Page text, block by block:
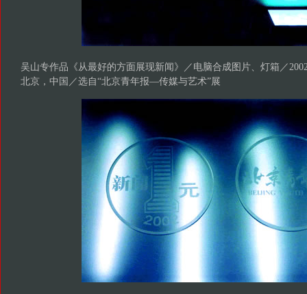
吴山专作品《从最好的方面展现新闻》／电脑合成图片、灯箱／
北京，中国／选自“北京青年报—传媒与艺术”展